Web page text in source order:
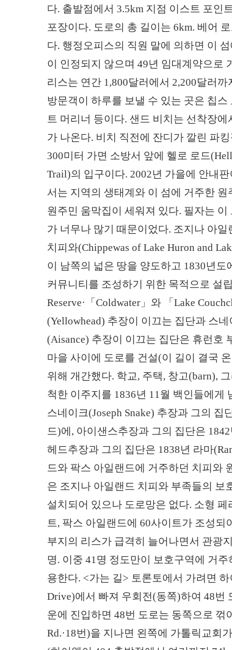
다. 출발점에서 3.5km 지점 이스트 포인
포장이다. 도로의 총 길이는 6km. 베어
다. 행정오피스의 직원 말에 의하면 이
이 인정되지 않으며 49년 임대계약으로
리스는 연간 1,800달러에서 2,200달러
방문객이 하루를 보낼 수 있는 곳은 칩
트 머리너 등이다. 샌드 비치는 선착장
가 나온다. 비치 직전에 잔디가 깔린 파
300미터 가면 소방서 앞에 헬로 로드
Trail)의 입구이다. 2002년 가을에 안내
서는 지역의 생태계와 이 섬에 거주한
원주민 움막집이 세워져 있다. 필자는
가 너무나 많기 때문이었다. 조지나 아
치피와(Chippewas of Lake Huron and
이 남쪽의 넓은 땅을 양도하고 1830년
커뮤니티를 조성하기 위한 목적으로 설
Reserve·「Coldwater」와 「Lake
(Yellowhead) 추장이 이끄는 집단과 스
(Aisance) 추장이 이끄는 집단은 휴런호
마을 사이에 도로를 건설(이 길이 결국
위해 개간했다. 학교, 주택, 창고(barn),
척한 이주지를 1836년 11월 백인들에게
스네이크(Joseph Snake) 추장과 그의
드)에, 아이샌스추장과 그의 집단은
헤드추장과 그의 집단은 1838년 라마
드와 팍스 아일랜드에 거주하던 치피와
은 조지나 아일랜드 치피와 부족들의 보
설치되어 있으나 도로망은 없다. 소형
트, 팍스 아일랜드에 60사이트가 조성
부지의 리스가 급격히 늘어나면서 관광
명. 이중 41명 정도만이 보호구역에 거
용한다. <가는 길> 토론토에서 가려면
Drive)에서 빠져 우회전(동쪽)하여 48번
운에 진입하면 48번 도로는 동쪽으로
Rd.·18번)을 지나면 왼쪽에 가톨릭교회